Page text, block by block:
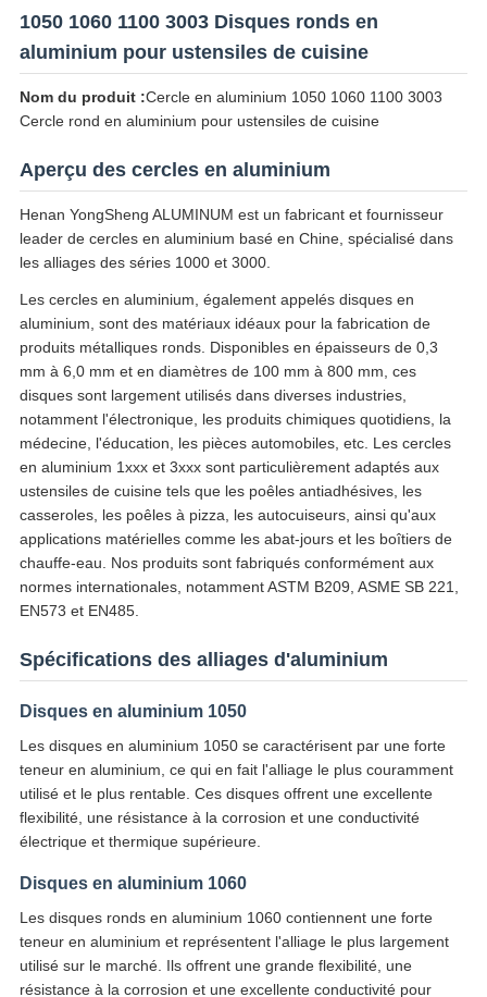
1050 1060 1100 3003 Disques ronds en
aluminium pour ustensiles de cuisine
Nom du produit :Cercle en aluminium 1050 1060 1100 3003
Cercle rond en aluminium pour ustensiles de cuisine
Aperçu des cercles en aluminium
Henan YongSheng ALUMINUM est un fabricant et fournisseur
leader de cercles en aluminium basé en Chine, spécialisé dans
les alliages des séries 1000 et 3000.
Les cercles en aluminium, également appelés disques en
aluminium, sont des matériaux idéaux pour la fabrication de
produits métalliques ronds. Disponibles en épaisseurs de 0,3
mm à 6,0 mm et en diamètres de 100 mm à 800 mm, ces
disques sont largement utilisés dans diverses industries,
notamment l'électronique, les produits chimiques quotidiens, la
médecine, l'éducation, les pièces automobiles, etc. Les cercles
en aluminium 1xxx et 3xxx sont particulièrement adaptés aux
ustensiles de cuisine tels que les poêles antiadhésives, les
casseroles, les poêles à pizza, les autocuiseurs, ainsi qu'aux
applications matérielles comme les abat-jours et les boîtiers de
chauffe-eau. Nos produits sont fabriqués conformément aux
normes internationales, notamment ASTM B209, ASME SB 221,
EN573 et EN485.
Spécifications des alliages d'aluminium
Disques en aluminium 1050
Les disques en aluminium 1050 se caractérisent par une forte
teneur en aluminium, ce qui en fait l'alliage le plus couramment
utilisé et le plus rentable. Ces disques offrent une excellente
flexibilité, une résistance à la corrosion et une conductivité
électrique et thermique supérieure.
Disques en aluminium 1060
Les disques ronds en aluminium 1060 contiennent une forte
teneur en aluminium et représentent l'alliage le plus largement
utilisé sur le marché. Ils offrent une grande flexibilité, une
résistance à la corrosion et une excellente conductivité pour